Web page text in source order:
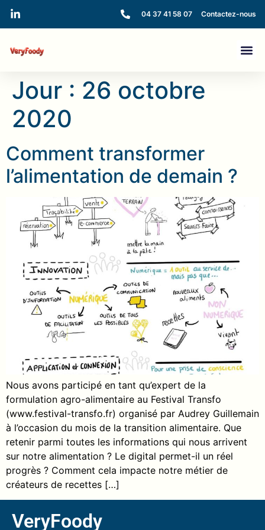
04 37 41 58 07 Contactez-nous
Jour : 26 octobre
2020
Comment transformer
l’alimentation de demain ?
Nous avons participé en tant qu’expert de la
formulation agro-alimentaire au Festival Transfo
(www.festival-transfo.fr) organisé par Audrey Guillemain
à l’occasion du mois de la transition alimentaire. Que
retenir parmi toutes les informations qui nous arrivent
sur notre alimentation ? Le digital permet-il un réel
progrès ? Comment cela impacte notre métier de
créateurs de recettes […]
VeryFoody